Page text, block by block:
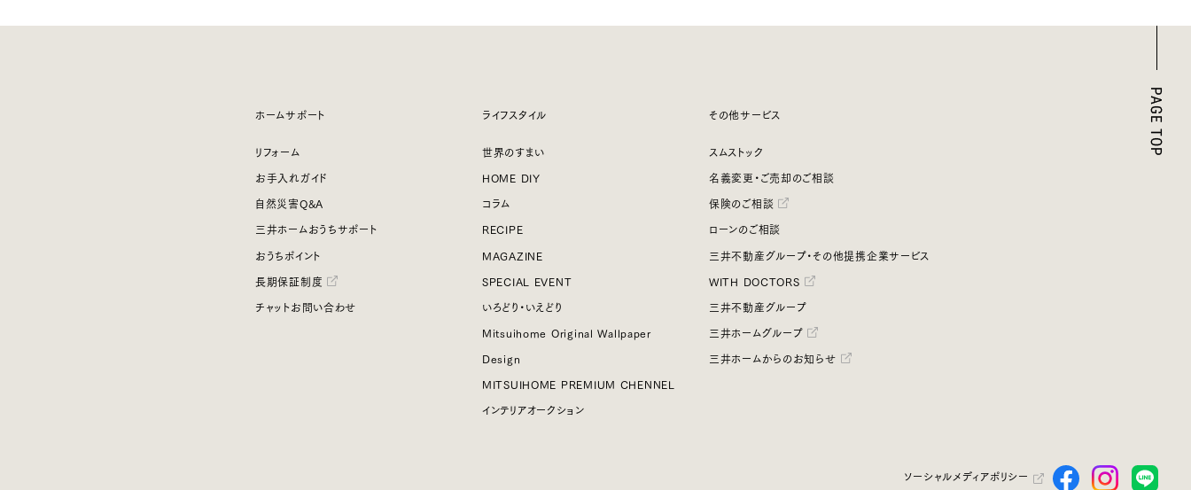
ホームサポート
リフォーム
お手入れガイド
自然災害Q&A
三井ホームおうちサポート
おうちポイント
長期保証制度
チャットお問い合わせ
ライフスタイル
世界のすまい
HOME DIY
コラム
RECIPE
MAGAZINE
SPECIAL EVENT
いろどり・いえどり
Mitsuihome Original Wallpaper
Design
MITSUIHOME PREMIUM CHENNEL
インテリアオークション
その他サービス
スムストック
名義変更・ご売却のご相談
保険のご相談
ローンのご相談
三井不動産グループ・その他提携企業サービス
WITH DOCTORS
三井不動産グループ
三井ホームグループ
三井ホームからのお知らせ
ソーシャルメディアポリシー